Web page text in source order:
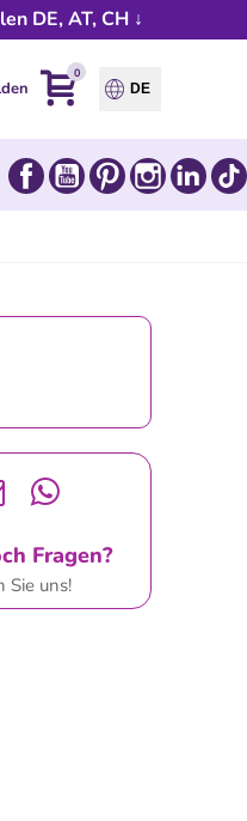
DE, AT, CH ↓
0
DE
FacebookYouTubePinterestInstagram
Fragen?
Sie uns!